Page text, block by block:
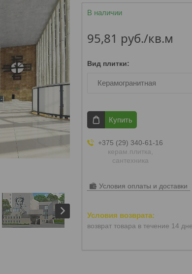
В наличии
95,81 руб./кв.м
Вид плитки:
Керамогранитная
Купить
+375 (29) 340-61-16
керам.плитка,
сантехника
Условия оплаты и доставки
возврат товара в течение 14